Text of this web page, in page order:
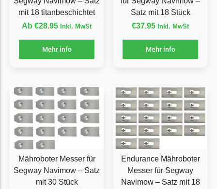
Begrenzungsdraht
Honda
Honda Messer
Begrenzungsdraht
Kress Messer
Begrenzungsdraht
LandXcape
LandXcape Messer
Begrenzungsdraht
LawnBott
LawnBott Messer
mit 18 titanbeschichtet
Ab €28.95 Inkl. MwSt
Mehr info
Satz mit 18 Stück
€37.95 Inkl. MwSt
Mehr info
Mähroboter Messer für
Segway Navimow – Satz
mit 30 Stück
Endurance Mähroboter
Messer für Segway
Navimow – Satz mit 18